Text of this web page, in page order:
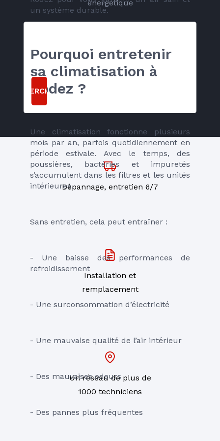
un système durable.
Pourquoi entretenir
sa climatisation à
Rodez ?
Une climatisation fonctionne plusieurs
mois par an, parfois quotidiennement en
période estivale. Avec le temps, des
poussières, bactéries et impuretés
s’accumulent dans les filtres et les unités
intérieures.
Sans entretien, cela peut entraîner :
- Une baisse des performances de
refroidissement
- Une surconsommation d’électricité
- Une mauvaise qualité de l’air intérieur
- Des mauvaises odeurs
- Des pannes plus fréquentes
énergétique
RECHERCHER
Dépannage, entretien 6/7
Installation et
remplacement
Un réseau de plus de
1000 techniciens